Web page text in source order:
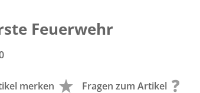
Feuerwehr
merken Fragen zum Artikel